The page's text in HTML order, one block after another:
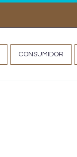
CONSUMIDOR